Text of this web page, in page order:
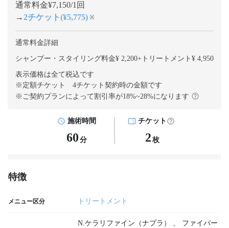
通常料金¥7,150/1回
→2チケット(¥5,775) ※
通常料金詳細
シャンプー・スタイリング料金¥ 2,200+ トリートメント¥ 4,950
表示価格は全て税込です
※定額チケット 4チケット契約時の金額です
※ご契約プランによって割引率が18%~28%になります
施術時間
60 分
チケット
2 枚
特徴
メニュー区分 トリートメント
N.ケラリファイン（ナプラ） 、
ファイバー